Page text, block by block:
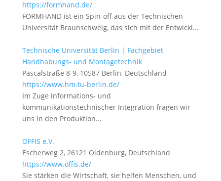
https://formhand.de/
FORMHAND ist ein Spin-off aus der Technischen
Universität Braunschweig, das sich mit der Entwickl...
Technische Universität Berlin | Fachgebiet
Handhabungs- und Montagetechnik
Pascalstraße 8-9, 10587 Berlin, Deutschland
https://www.hm.tu-berlin.de/
Im Zuge informations- und
kommunikationstechnischer Integration fragen wir
uns in den Produktion...
OFFIS e.V.
Escherweg 2, 26121 Oldenburg, Deutschland
https://www.offis.de/
Sie stärken die Wirtschaft, sie helfen Menschen, und